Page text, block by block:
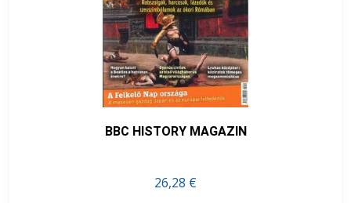
BBC HISTORY MAGAZIN
26,28 €